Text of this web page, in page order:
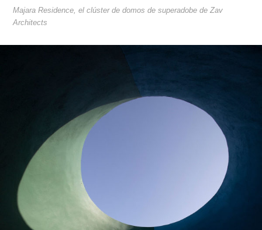
Majara Residence, el clúster de domos de superadobe de Zav
Architects